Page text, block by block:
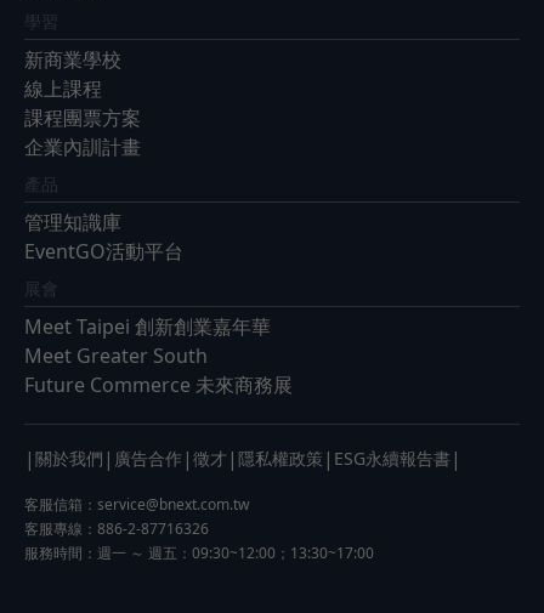
學習
新商業學校
線上課程
課程團票方案
企業內訓計畫
產品
管理知識庫
EventGO活動平台
展會
Meet Taipei 創新創業嘉年華
Meet Greater South
Future Commerce 未來商務展
| 關於我們 | 廣告合作 | 徵才 | 隱私權政策 | ESG永續報告書 |
客服信箱： service@bnext.com.tw
客服專線：886-2-87716326
服務時間：週一 ～ 週五：09:30~12:00；13:30~17:00